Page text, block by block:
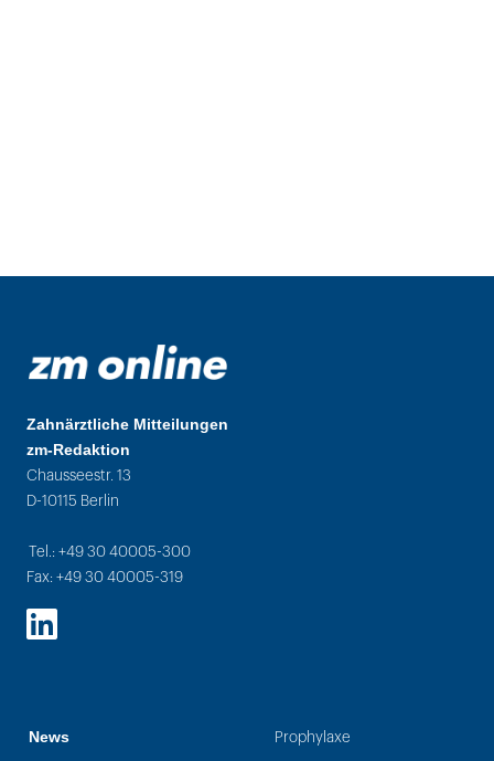
Zahnärztliche Mitteilungen
zm-Redaktion
Chausseestr. 13
D-10115 Berlin
Tel.: +49 30 40005-300
Fax: +49 30 40005-319
LinkedIn
News Prophylaxe